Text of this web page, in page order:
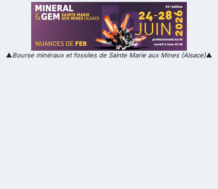
▲Bourse minéraux et fossiles de Sainte Marie aux Mines (Alsace)▲